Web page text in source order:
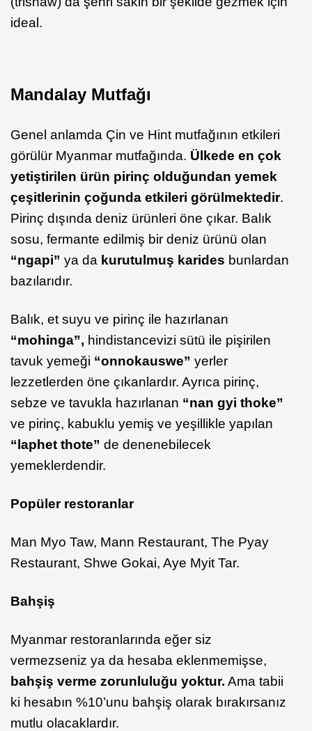
ideal.
Mandalay Mutfağı
Genel anlamda Çin ve Hint mutfağının etkileri
görülür Myanmar mutfağında. Ülkede en çok
yetiştirilen ürün pirinç olduğundan yemek
çeşitlerinin çoğunda etkileri görülmektedir.
Pirinç dışında deniz ürünleri öne çıkar. Balık
sosu, fermante edilmiş bir deniz ürünü olan
“ngapi” ya da kurutulmuş karides bunlardan
bazılarıdır.
Balık, et suyu ve pirinç ile hazırlanan
“mohinga”, hindistancevizi sütü ile pişirilen
tavuk yemeği “onnokauswe” yerler
lezzetlerden öne çıkanlardır. Ayrıca pirinç,
sebze ve tavukla hazırlanan “nan gyi thoke”
ve pirinç, kabuklu yemiş ve yeşillikle yapılan
“laphet thote” de denenebilecek
yemeklerdendir.
Popüler restoranlar
Man Myo Taw, Mann Restaurant, The Pyay
Restaurant, Shwe Gokai, Aye Myit Tar.
Bahşiş
Myanmar restoranlarında eğer siz
vermezseniz ya da hesaba eklenmemişse,
bahşiş verme zorunluluğu yoktur. Ama tabii
ki hesabın %10’unu bahşiş olarak bırakırsanız
mutlu olacaklardır.